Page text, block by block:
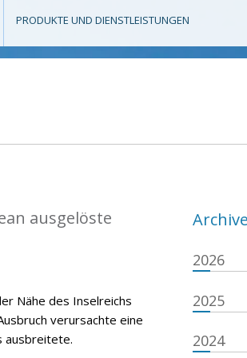
PRODUKTE UND DIENSTLEISTUNGEN
ausgelöste
Nähe des Inselreichs
verursachte eine
ausbreitete.
2026
2025
2024